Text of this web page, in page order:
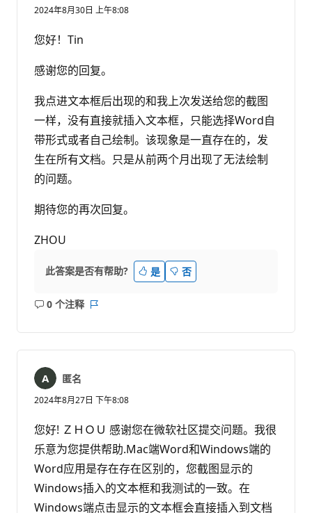
2024年8月30日 上午8:08
您好！Tin
感谢您的回复。
我点进文本框后出现的和我上次发送给您的截图
一样，没有直接就插入文本框，只能选择Word自
带形式或者自己绘制。该现象是一直存在的，发
生在所有文档。只是从前两个月出现了无法绘制
的问题。
期待您的再次回复。
ZHOU
此答案是否有帮助? 是 否
0 个注释
无
匿名
2024年8月27日 下午8:08
您好! ＺＨＯＵ 感谢您在微软社区提交问题。我很
乐意为您提供帮助.Mac端Word和Windows端的
Word应用是存在存在区别的，您截图显示的
Windows插入的文本框和我测试的一致。在
Windows端点击显示的文本框会直接插入到文档